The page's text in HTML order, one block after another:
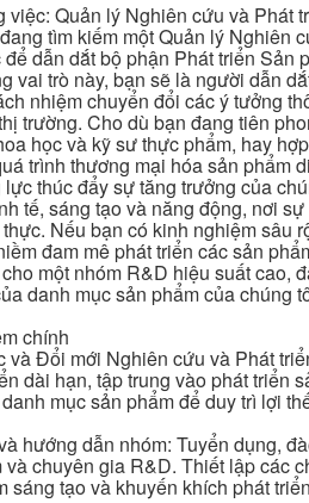
việc: Quản lý Nghiên cứu và Phát
tìm kiếm một Quản lý Nghiên
dẫn dắt bộ phận Phát triển Sản
vai trò này, bạn sẽ là người dẫn
nhiệm chuyển đổi các ý tưởng
trường. Cho dù bạn đang tiên
học và kỹ sư thực phẩm, hay
trình thương mại hóa sản phẩm
thúc đẩy sự tăng trưởng của
tế, sáng tạo và năng động, nơi
Nếu bạn có kinh nghiệm sâu
đam mê phát triển các sản
một nhóm R&D hiệu suất cao,
danh mục sản phẩm của chúng
chính
và Đổi mới Nghiên cứu và Phát
dài hạn, tập trung vào phát triển
mục sản phẩm để duy trì lợi
hướng dẫn nhóm: Tuyển dụng,
và chuyên gia R&D. Thiết lập các
sáng tạo và khuyến khích phát